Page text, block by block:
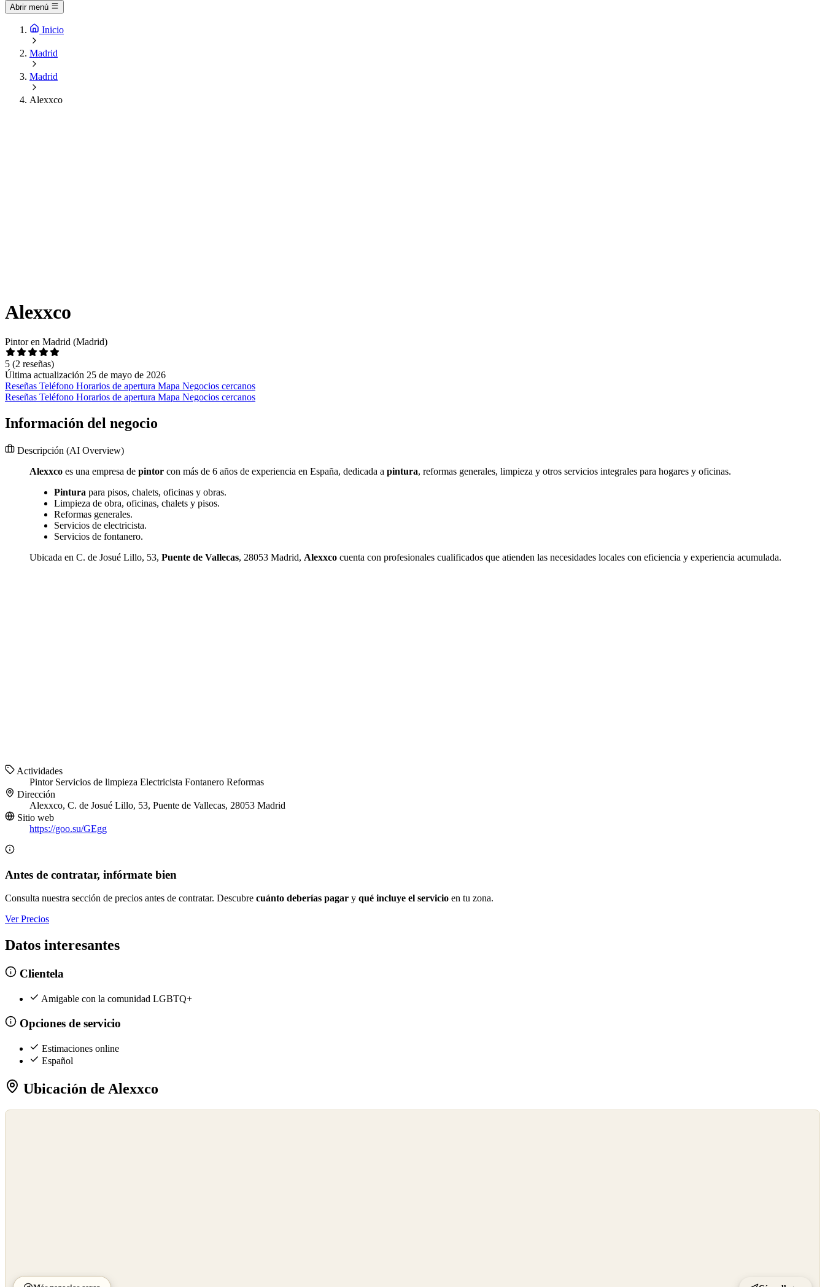
Abrir menú
Inicio
Madrid
Madrid
Alexxco
Alexxco
Pintor en Madrid (Madrid)
5 (2 reseñas)
Última actualización 25 de mayo de 2026
Reseñas Teléfono Horarios de apertura Mapa Negocios cercanos
Reseñas Teléfono Horarios de apertura Mapa Negocios cercanos
Información del negocio
Descripción (AI Overview)
Alexxco es una empresa de pintor con más de 6 años de experiencia en España, dedicada a pintura, reformas generales, limpieza y otros servicios integrales para hogares y oficinas.
Pintura para pisos, chalets, oficinas y obras.
Limpieza de obra, oficinas, chalets y pisos.
Reformas generales.
Servicios de electricista.
Servicios de fontanero.
Ubicada en C. de Josué Lillo, 53, Puente de Vallecas, 28053 Madrid, Alexxco cuenta con profesionales cualificados que atienden las necesidades locales con eficiencia y experiencia acumulada.
Actividades
Pintor Servicios de limpieza Electricista Fontanero Reformas
Dirección
Alexxco, C. de Josué Lillo, 53, Puente de Vallecas, 28053 Madrid
Sitio web
https://goo.su/GEgg
Antes de contratar, infórmate bien
Consulta nuestra sección de precios antes de contratar. Descubre cuánto deberías pagar y qué incluye el servicio en tu zona.
Ver Precios
Datos interesantes
Clientela
Amigable con la comunidad LGBTQ+
Opciones de servicio
Estimaciones online
Español
Ubicación de Alexxco